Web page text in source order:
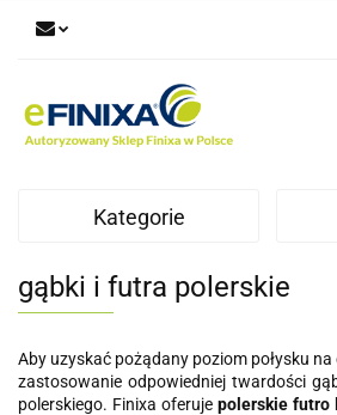
Kategorie
gąbki i futra polerskie
Aby uzyskać pożądany poziom połysku na
zastosowanie odpowiedniej twardości
polerskiego. Finixa oferuje polerskie futro